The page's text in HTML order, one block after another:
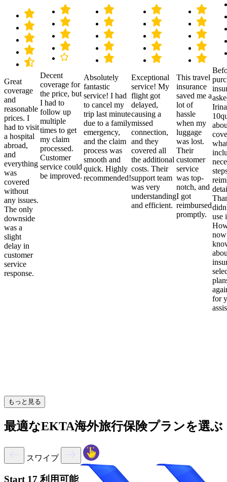
Great
coverage
and
reasonable
prices. I
had to visit
a hospital
abroad,
and
everything
was
covered
without
any issues.
The only
downside
was a
slight
delay in
customer
service
response.
Decent
coverage for
the price, but
I had to
follow up
multiple
times to get
my claim
processed.
Customer
service could
be improved.
Absolutely
fantastic
service! I had
to cancel my
trip last minute
due to a family
emergency,
and the claim
process was
smooth and
quick. Highly
recommended!
Exceptional
service! My
flight got
delayed,
causing a
missed
connection,
and they
covered all
the additional
costs. Their
support team
was very
understanding
and efficient.
This travel
insurance
saved me a
lot of
hassle
when my
luggage
was lost.
Their
customer
service
was top-
notch, and
I got
reimbursed
promptly.
use
for
もっと見る
最適なEKTA海外旅行保険プランを選ぶ
スワイプ
Start 17 利用可能